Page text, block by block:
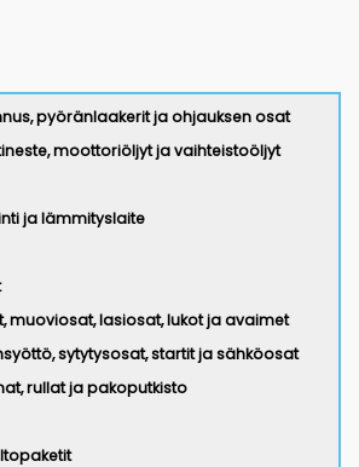
pyöränlaakerit ja ohjauksen osat
moottoriöljyt ja vaihteistoöljyt
ja lämmityslaite
muoviosat, lasiosat, lukot ja avaimet
sytytysosat, startit ja sähköosat
rullat ja pakoputkisto